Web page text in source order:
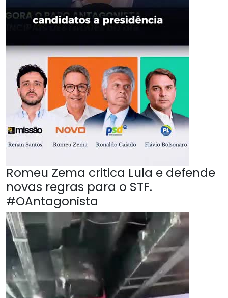
Romeu Zema critica Lula e defende
novas regras para o STF.
#OAntagonista